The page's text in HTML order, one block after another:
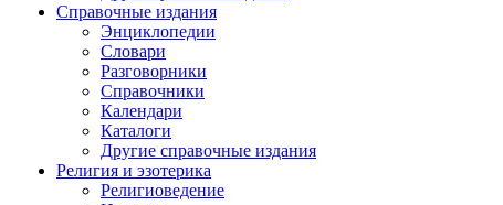
Справочные издания
Энциклопедии
Словари
Разговорники
Справочники
Календари
Каталоги
Другие справочные издания
Религия и эзотерика
Религиоведение